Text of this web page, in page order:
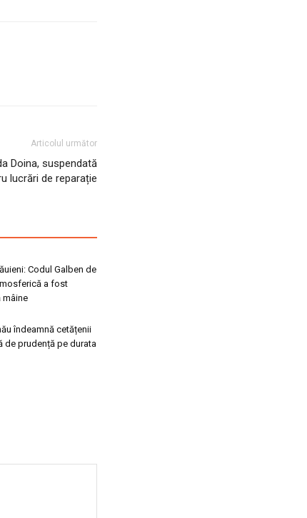
Articolul următor
Doina, suspendată
lucrări de reparație
Codul Galben de
a fost
mâine
îndeamnă cetățenii
de prudență pe durata